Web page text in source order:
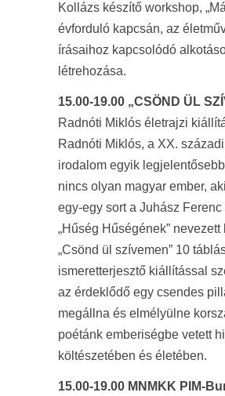
Kollázs készítő workshop,
évforduló kapcsán, az
írásaihoz kapcsolódó
létrehozása.
15.00-19.00 „CSÖND ÜL
Radnóti Miklós életrajzi
Radnóti Miklós, a XX.
irodalom egyik
nincs olyan magyar ember,
egy-egy sort a Juhász Ferenc
„Hűség Hűségének” nevezett
„Csönd ül szívemen” 10
ismeretterjesztő kiállítással
az érdeklődő egy csendes
megállna és elmélyülne
poétánk emberiségbe vetett
költészetében és életében.
15.00-19.00 MNMKK PIM-